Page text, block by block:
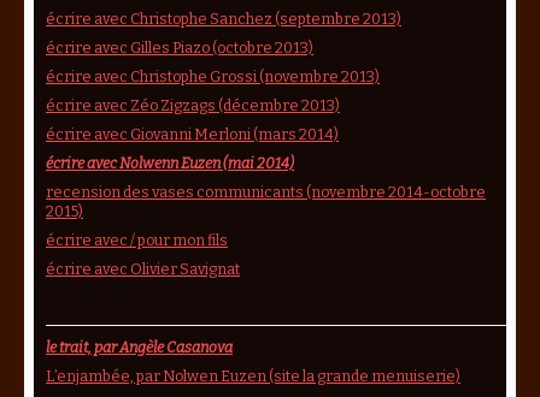
écrire avec Christophe Sanchez (septembre 2013)
écrire avec Gilles Piazo (octobre 2013)
écrire avec Christophe Grossi (novembre 2013)
écrire avec Zéo Zigzags (décembre 2013)
écrire avec Giovanni Merloni (mars 2014)
écrire avec Nolwenn Euzen (mai 2014)
recension des vases communicants (novembre 2014-octobre
2015)
écrire avec / pour mon fils
écrire avec Olivier Savignat
le trait, par Angèle Casanova
L’enjambée, par Nolwen Euzen (site la grande menuiserie)